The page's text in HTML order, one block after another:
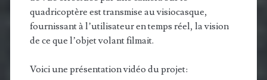
quadricoptère est transmise au visiocasque,
fournissant à l’utilisateur en temps réel, la vision
de ce que l’objet volant filmait.
Voici une présentation vidéo du projet: